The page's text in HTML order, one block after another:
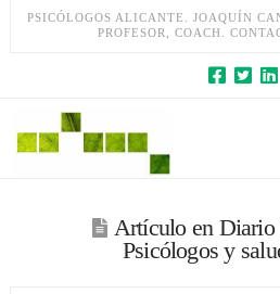
PSICÓLOGOS ALICANTE. JOAQUÍN
PROFESOR, COACH.
Artículo en
Psicólogos y